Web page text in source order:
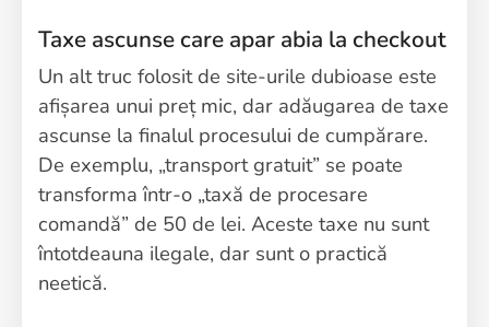
Taxe ascunse care apar abia la checkout
Un alt truc folosit de site-urile dubioase este
afișarea unui preț mic, dar adăugarea de taxe
ascunse la finalul procesului de cumpărare.
De exemplu, „transport gratuit” se poate
transforma într-o „taxă de procesare
comandă” de 50 de lei. Aceste taxe nu sunt
întotdeauna ilegale, dar sunt o practică
neetică.